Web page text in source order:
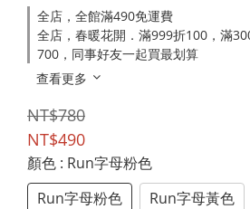
全店，全館滿490免運費
全店，春暖花開．滿999折100，滿
700，同事好友一起買最划算
查看更多
NT$780
NT$490
顏色 : Run字母粉色
Run字母粉色
Run字母黃色